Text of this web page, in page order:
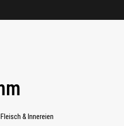
& Innereien